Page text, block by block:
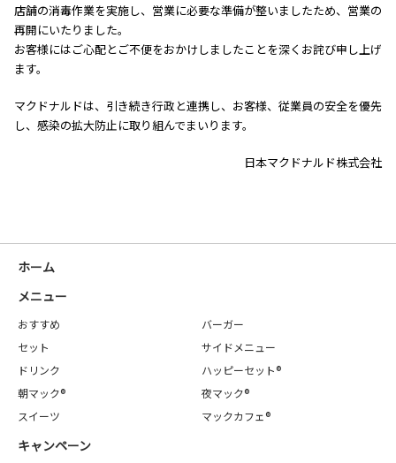
店舗の消毒作業を実施し、営業に必要な準備が整いましたため、営業の
再開にいたりました。
お客様にはご心配とご不便をおかけしましたことを深くお詫び申し上げ
ます。
マクドナルドは、引き続き行政と連携し、お客様、従業員の安全を優先
し、感染の拡大防止に取り組んでまいります。
日本マクドナルド株式会社
ホーム
メニュー
おすすめ
バーガー
セット
サイドメニュー
ドリンク
ハッピーセット®
朝マック®
夜マック®
スイーツ
マックカフェ®
キャンペーン